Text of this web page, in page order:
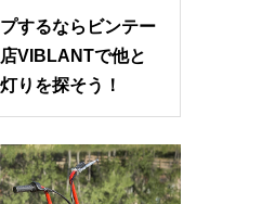
するならビンテー
VIBLANTで他と
りを探そう！